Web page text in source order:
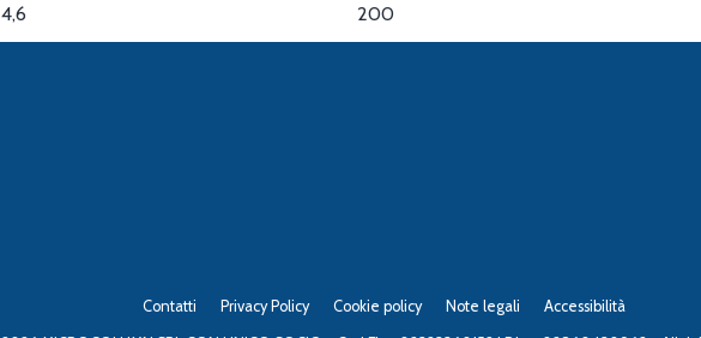
4,6
200
Contatti Privacy Policy Cookie policy Note legali Accessibilità